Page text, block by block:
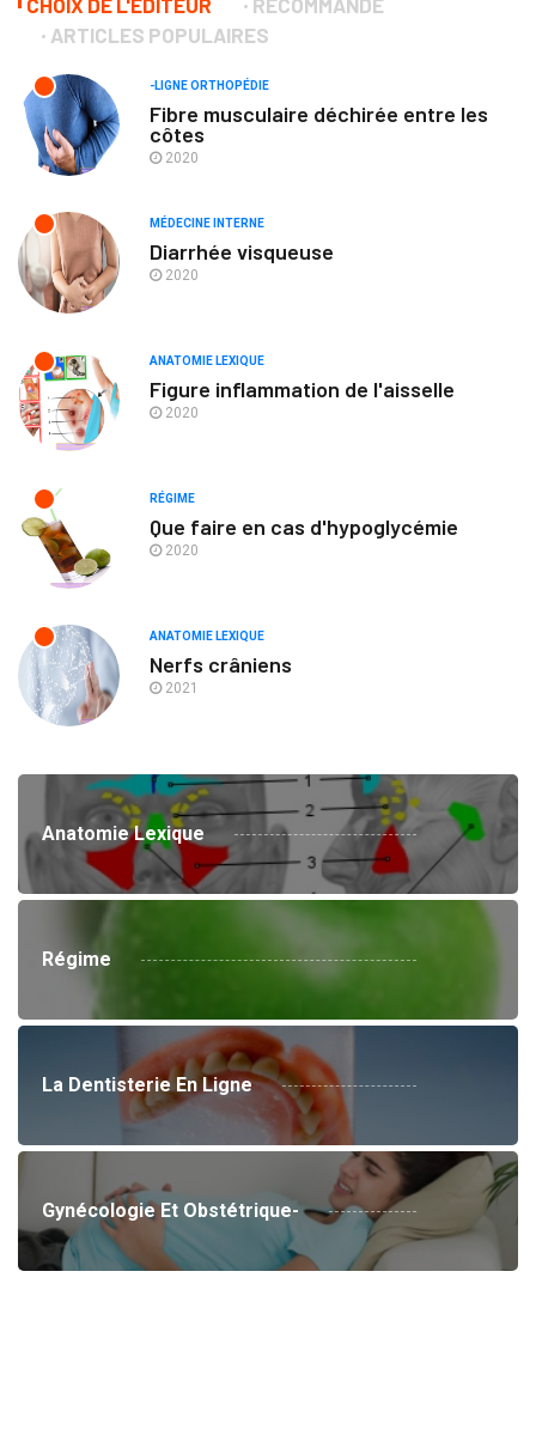
CHOIX DE L'ÉDITEUR
RECOMMANDÉ
ARTICLES POPULAIRES
-LIGNE ORTHOPÉDIE
Fibre musculaire déchirée entre les
côtes
2020
MÉDECINE INTERNE
Diarrhée visqueuse
2020
ANATOMIE LEXIQUE
Figure inflammation de l'aisselle
2020
RÉGIME
Que faire en cas d'hypoglycémie
2020
ANATOMIE LEXIQUE
Nerfs crâniens
2021
Anatomie Lexique
Régime
La Dentisterie En Ligne
Gynécologie Et Obstétrique-